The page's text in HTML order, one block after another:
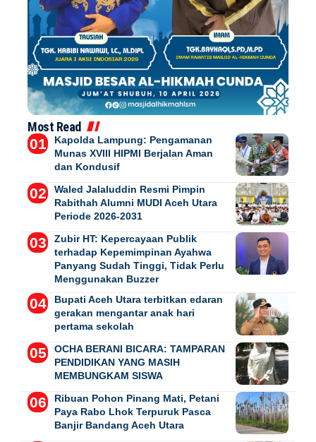
Most Read
Kapolda Lampung: Pengamanan
Munas XVIII HIPMI Berjalan Aman
dan Kondusif
Waled Jalaluddin Resmi Pimpin
Rabithah Alumni MUDI Aceh Utara
Periode 2026-2031
Zubir HT: Kepercayaan Publik
terhadap Kepemimpinan Ayahwa
Panyang Sudah Tinggi, Tidak Perlu
Menggunakan Buzzer
Bupati Aceh Utara terbitkan edaran
gerakan mengantar anak hari
pertama sekolah
OCHA BERANI BICARA: TAMPARAN
PENDIDIKAN YANG MASIH
MEMBUNGKAM SISWA
Ribuan Pohon Pinang Mati, Petani
Paya Rabo Lhok Terpuruk Pasca
Banjir Bandang Aceh Utara